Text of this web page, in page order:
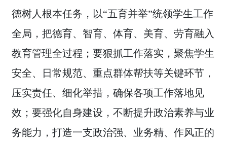
德树人根本任务，以“五育并举”统领学生工作
全局，把德育、智育、体育、美育、劳育融入
教育管理全过程；要狠抓工作落实，聚焦学生
安全、日常规范、重点群体帮扶等关键环节，
压实责任、细化举措，确保各项工作落地见
效；要强化自身建设，不断提升政治素养与业
务能力，打造一支政治强、业务精、作风正的